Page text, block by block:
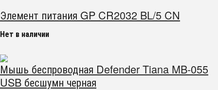
Элемент питания GP CR2032 BL/5 CN
Нет в наличии
Мышь беспроводная Defender Tiana MB-055
USB бесшумн черная